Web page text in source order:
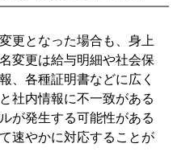
更となった場合も、身上
変更は給与明細や社会保
、各種証明書などに広く
社内情報に不一致がある
が発生する可能性がある
速やかに対応することが